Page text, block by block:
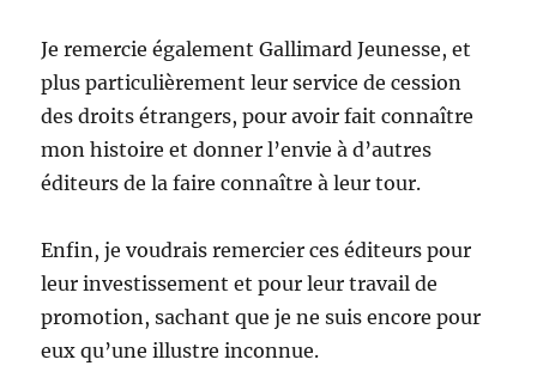
Je remercie également Gallimard Jeunesse, et
plus particulièrement leur service de cession
des droits étrangers, pour avoir fait connaître
mon histoire et donner l’envie à d’autres
éditeurs de la faire connaître à leur tour.
Enfin, je voudrais remercier ces éditeurs pour
leur investissement et pour leur travail de
promotion, sachant que je ne suis encore pour
eux qu’une illustre inconnue.